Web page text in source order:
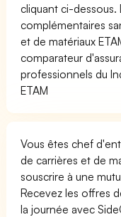
cliquant ci-
complémentaires
et de matériaux
comparateur
professionnels du
ETAM
Vous êtes chef
de carrières et de
souscrire à une
Recevez les offres
la journée avec